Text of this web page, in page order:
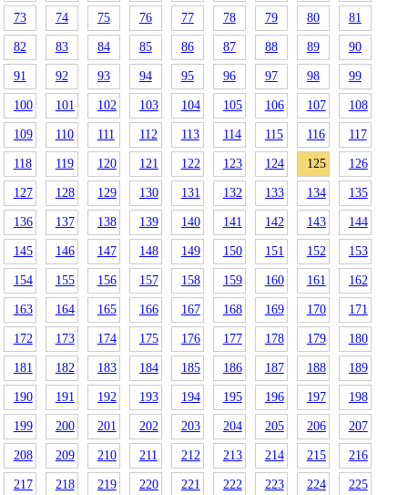
73 74 75 76 77 78 79 80 81
82 83 84 85 86 87 88 89 90
91 92 93 94 95 96 97 98 99
100 101 102 103 104 105 106 107 108
109 110 111 112 113 114 115 116 117
118 119 120 121 122 123 124 125 126
127 128 129 130 131 132 133 134 135
136 137 138 139 140 141 142 143 144
145 146 147 148 149 150 151 152 153
154 155 156 157 158 159 160 161 162
163 164 165 166 167 168 169 170 171
172 173 174 175 176 177 178 179 180
181 182 183 184 185 186 187 188 189
190 191 192 193 194 195 196 197 198
199 200 201 202 203 204 205 206 207
208 209 210 211 212 213 214 215 216
217 218 219 220 221 222 223 224 225